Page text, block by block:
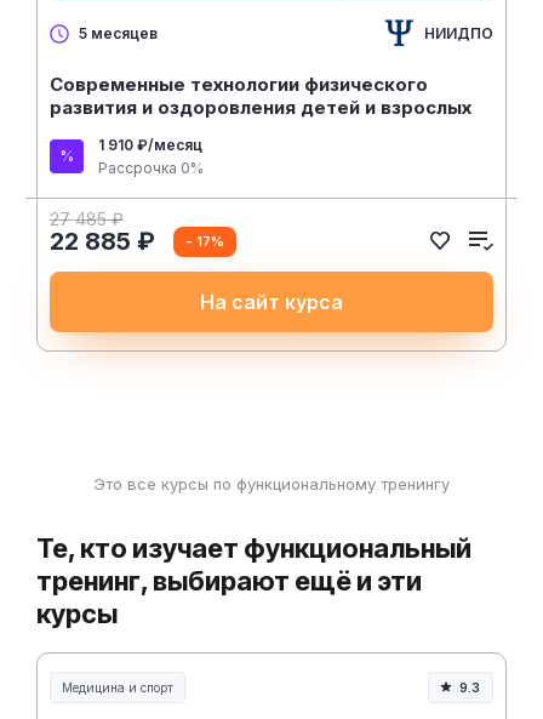
5 месяцев НИИДПО
Современные технологии физического
развития и оздоровления детей и взрослых
1 910 ₽/месяц
Рассрочка 0%
27 485 ₽
22 885 ₽ - 17%
На сайт курса
Это все курсы по функциональному тренингу
Те, кто изучает функциональный
тренинг, выбирают ещё и эти
курсы
Медицина и спорт
Медицина, спорт и здоровье
9.3